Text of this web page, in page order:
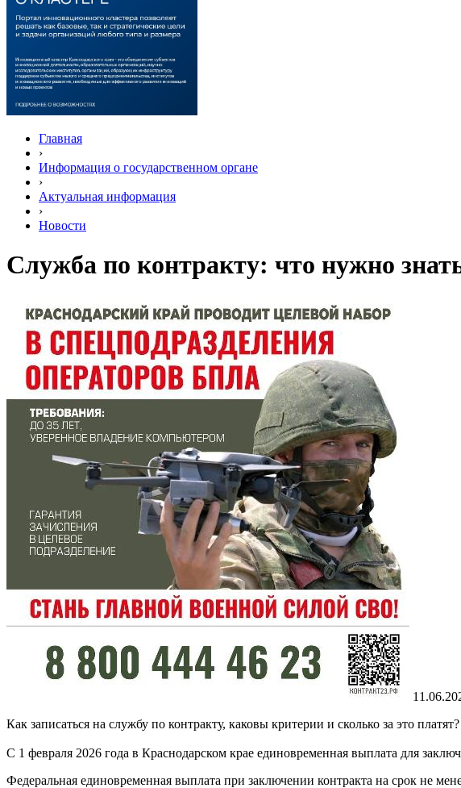
Главная
›
Информация о государственном органе
›
Актуальная информация
›
Новости
Служба по контракту: что нужно
Как записаться на службу по контракту, каковы критерии и сколько за это
С 1 февраля 2026 года в Краснодарском крае единовременная выплата для
Федеральная единовременная выплата при заключении контракта на срок не